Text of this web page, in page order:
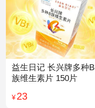
益生日记 长兴牌多种B
族维生素片 150片
¥23